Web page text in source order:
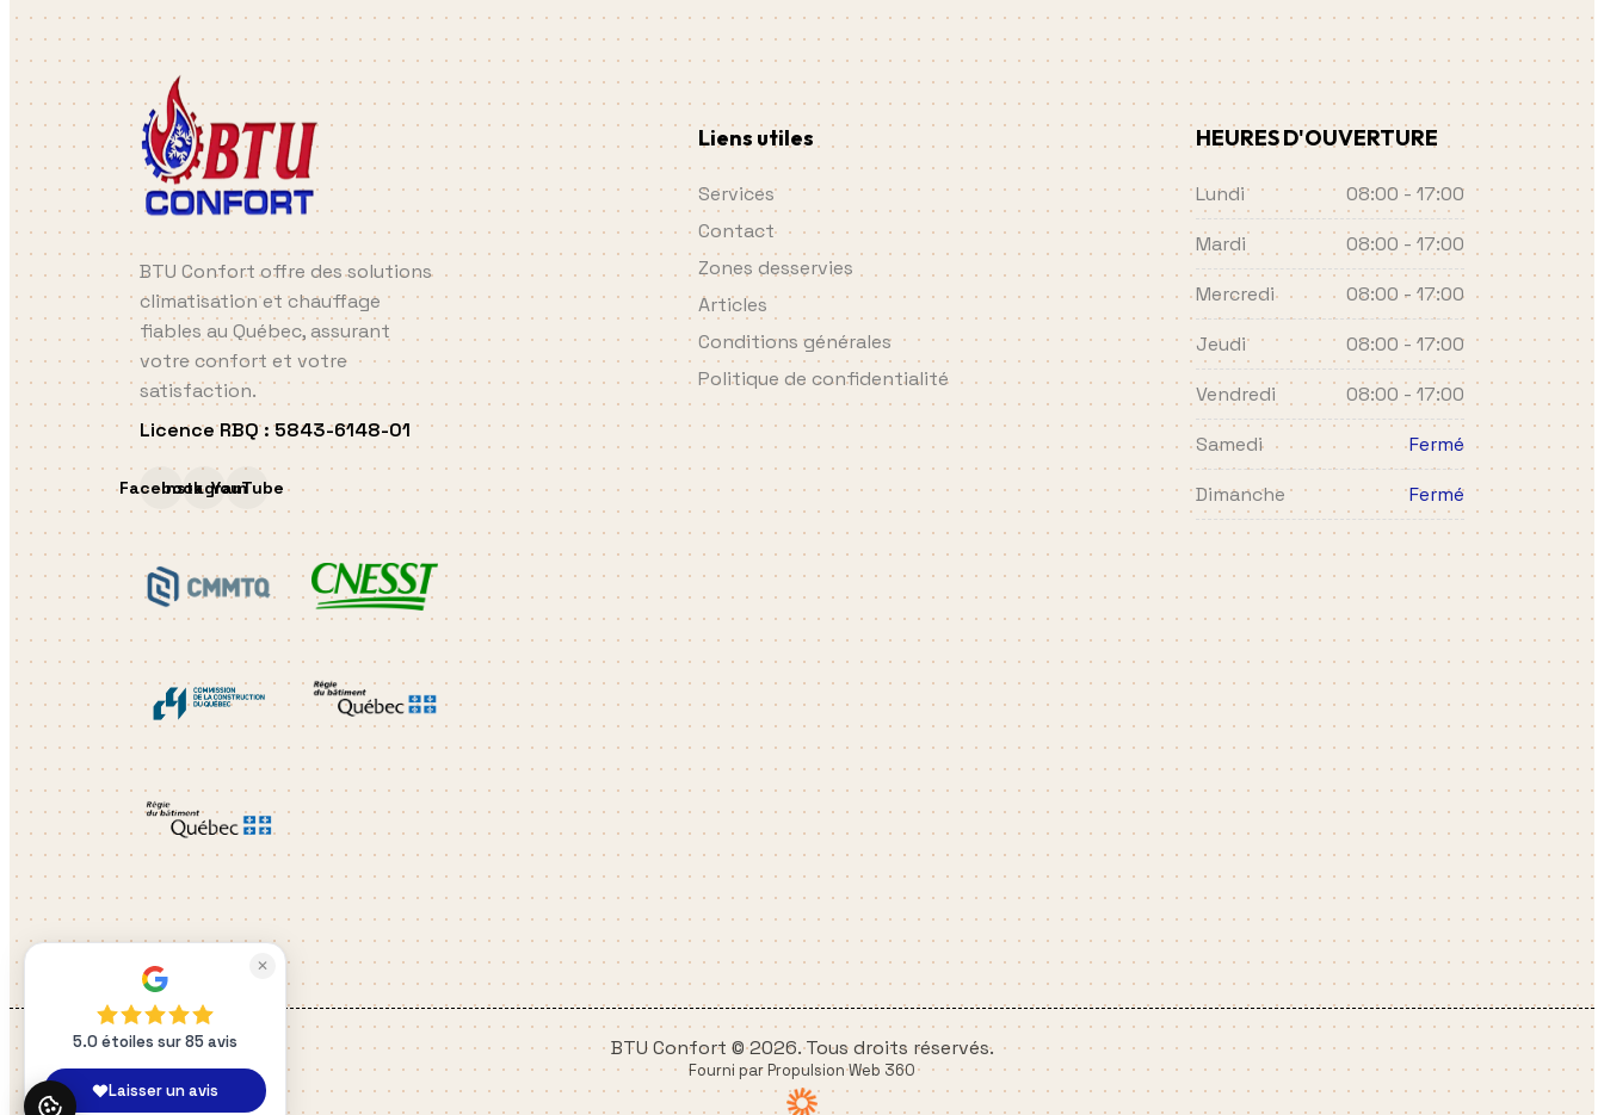
BTU Confort offre des solutions
climatisation et chauffage
fiables au Québec, assurant
votre confort et votre
satisfaction.
Licence RBQ : 5843-6148-01
FacebookInstagramYouTube
Liens utiles
Services
Contact
Zones desservies
Articles
Conditions générales
Politique de confidentialité
HEURES D'OUVERTURE
Lundi
08:00 - 17:00
Mardi
08:00 - 17:00
Mercredi
08:00 - 17:00
Jeudi
08:00 - 17:00
Vendredi
08:00 - 17:00
Samedi
Fermé
Dimanche
Fermé
BTU Confort © 2026. Tous droits réservés.
Fourni par Propulsion Web 360
✕
5.0 étoiles sur 85 avis
Laisser un avis